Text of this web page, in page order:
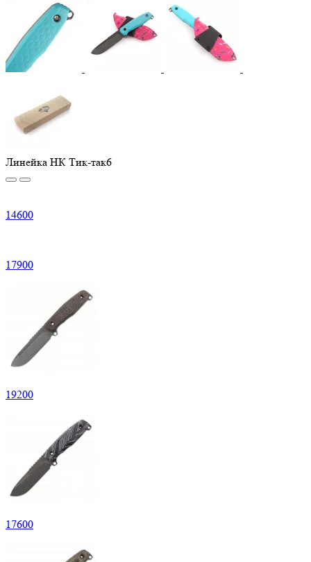
Линейка НК Тик-так6
14600
17900
19200
17600